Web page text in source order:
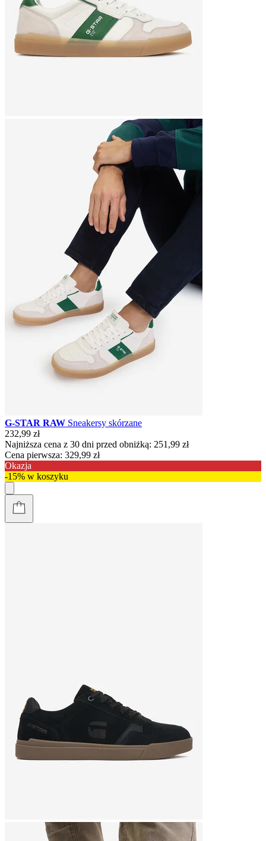
G-STAR RAW Sneakersy skórzane
232,99 zł
Najniższa cena z 30 dni przed obniżką: 251,99 zł
Cena pierwsza: 329,99 zł
Okazja
-15% w koszyku